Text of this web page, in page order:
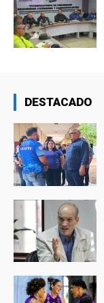
DESTACADO